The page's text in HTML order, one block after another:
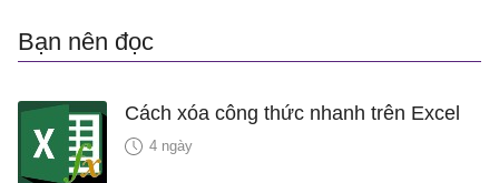
Bạn nên đọc
Cách xóa công thức nhanh trên Excel
4 ngày